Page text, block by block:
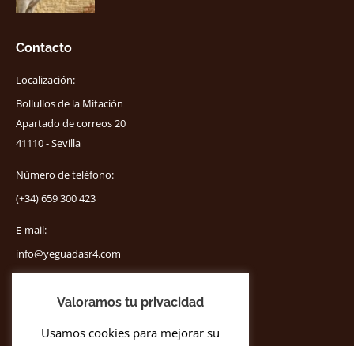
Contacto
Localización:
Bollullos de la Mitación
Apartado de correos 20
41110 - Sevilla
Número de teléfono:
(+34) 659 300 423
E-mail:
info@yeguadasr4.com
Instagram
opens
Valoramos tu privacidad
Usamos cookies para mejorar su